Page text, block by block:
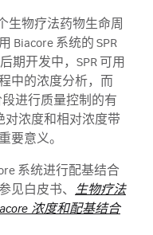
生物疗法药物生命周
Biacore 系统的 SPR
期开发中，SPR 可用
中的浓度分析，而
进行质量控制的有
对浓度和相对浓度带
要意义。
系统进行配基结合
见白皮书、 生物疗法
浓度和配基结合